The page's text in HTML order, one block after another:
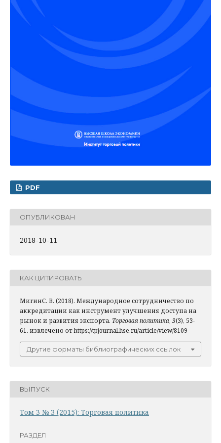
PDF
ОПУБЛИКОВАН
2018-10-11
КАК ЦИТИРОВАТЬ
МигинС. В. (2018). Международное сотрудничество по
аккредитации как инструмент улучшения доступа на
рынок и развития экспорта. Торговая политика, 3(3), 53-
61. извлечено от https://tpjournal.hse.ru/article/view/8109
Другие форматы библиографических ссылок
ВЫПУСК
Том 3 № 3 (2015): Торговая политика
РАЗДЕЛ